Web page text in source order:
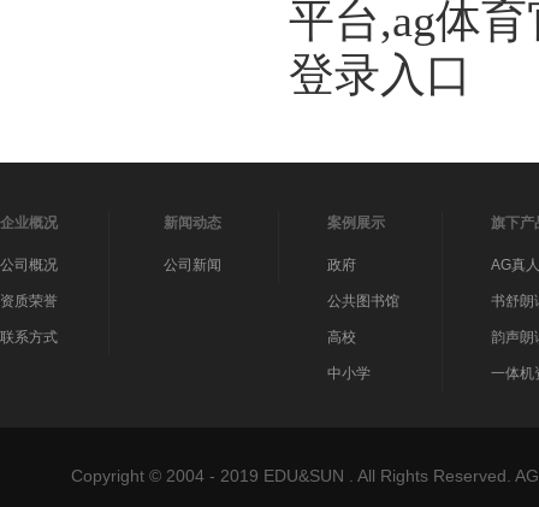
平台,ag体
登录入口
企业概况
公司概况
资质荣誉
联系方式
新闻动态
公司新闻
案例展示
政府
公共图书馆
高校
中小学
旗下产
AG真
书舒朗
韵声朗
一体机
Copyright © 2004 - 2019 EDU&SUN . All Rights Reserved.